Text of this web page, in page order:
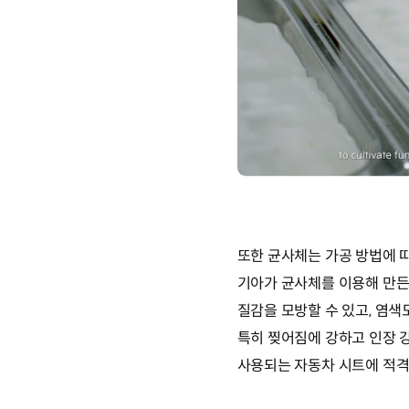
또한 균사체는 가공 방법에
기아가 균사체를 이용해 만
질감을 모방할 수 있고, 염
특히 찢어짐에 강하고 인장
사용되는 자동차 시트에 적